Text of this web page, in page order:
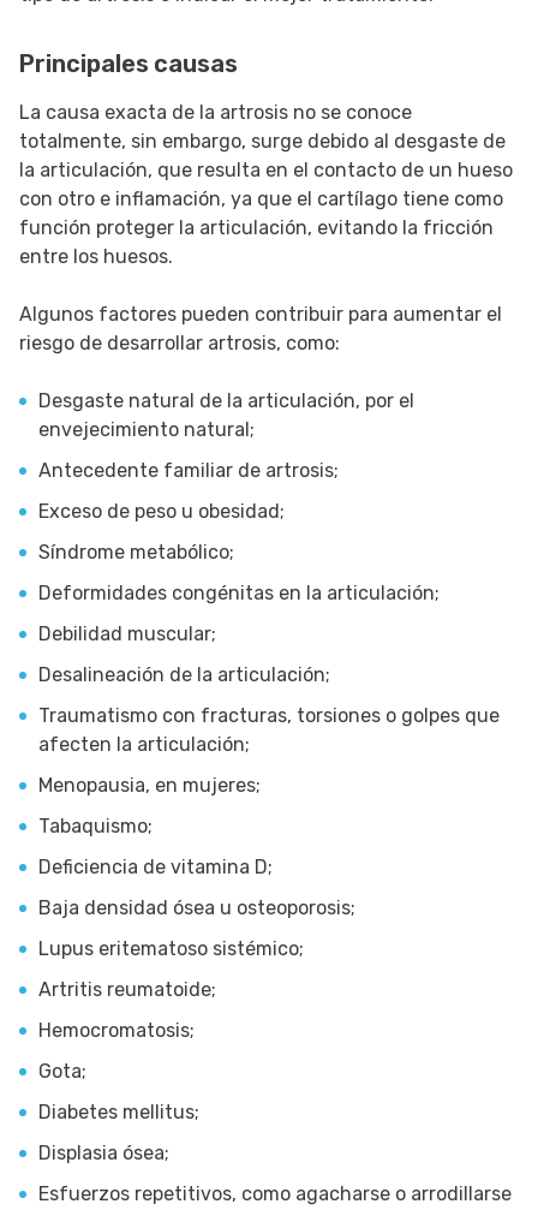
Principales causas
La causa exacta de la artrosis no se conoce
totalmente, sin embargo, surge debido al desgaste de
la articulación, que resulta en el contacto de un hueso
con otro e inflamación, ya que el cartílago tiene como
función proteger la articulación, evitando la fricción
entre los huesos.
Algunos factores pueden contribuir para aumentar el
riesgo de desarrollar artrosis, como:
Desgaste natural de la articulación, por el
envejecimiento natural;
Antecedente familiar de artrosis;
Exceso de peso u obesidad;
Síndrome metabólico;
Deformidades congénitas en la articulación;
Debilidad muscular;
Desalineación de la articulación;
Traumatismo con fracturas, torsiones o golpes que
afecten la articulación;
Menopausia, en mujeres;
Tabaquismo;
Deficiencia de vitamina D;
Baja densidad ósea u osteoporosis;
Lupus eritematoso sistémico;
Artritis reumatoide;
Hemocromatosis;
Gota;
Diabetes mellitus;
Displasia ósea;
Esfuerzos repetitivos, como agacharse o arrodillarse